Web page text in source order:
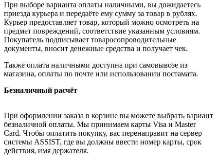
При выборе варианта оплаты наличными, вы дожидаетесь
приезда курьера и передаёте ему сумму за товар в рублях.
Курьер предоставляет товар, который можно осмотреть на
предмет повреждений, соответствие указанным условиям.
Покупатель подписывает товаросопроводительные
документы, вносит денежные средства и получает чек.
Также оплата наличными доступна при самовывозе из
магазина, оплаты по почте или использовании постамата.
Безналичный расчёт
При оформлении заказа в корзине вы можете выбрать вариант
безналичной оплаты. Мы принимаем карты Visa и Master
Card. Чтобы оплатить покупку, вас перенаправит на сервер
системы ASSIST, где вы должны ввести номер карты, срок
действия, имя держателя.